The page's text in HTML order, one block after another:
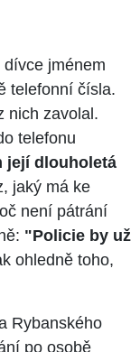
jménem
telefonní čísla.
nich zavolal.
telefonu
její dlouholetá
jaký má ke
není pátrání
"Policie by už
ohledně toho,
Rybanského
po osobě